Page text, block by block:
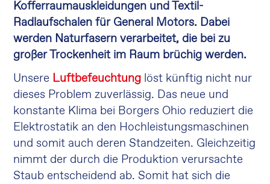
Kofferraumauskleidungen und Textil-
Radlaufschalen für General Motors. Dabei
werden Naturfasern verarbeitet, die bei zu
großer Trockenheit im Raum brüchig werden.
Unsere Luftbefeuchtung löst künftig nicht nur
dieses Problem zuverlässig. Das neue und
konstante Klima bei Borgers Ohio reduziert die
Elektrostatik an den Hochleistungsmaschinen
und somit auch deren Standzeiten. Gleichzeitig
nimmt der durch die Produktion verursachte
Staub entscheidend ab. Somit hat sich die